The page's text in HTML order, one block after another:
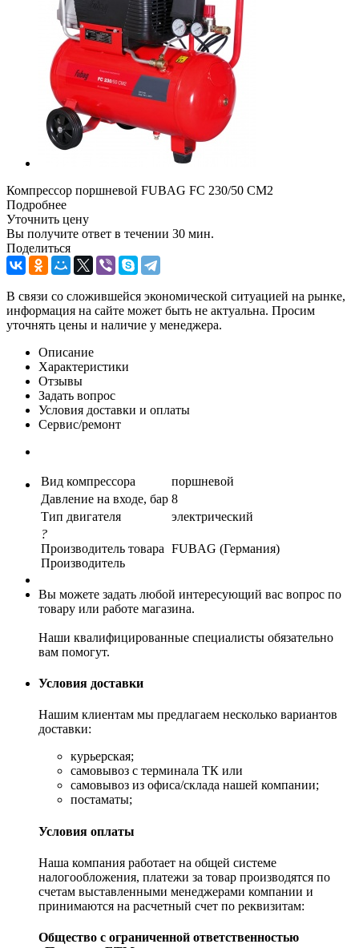
Компрессор поршневой FUBAG FС 230/50 CM2
Подробнее
Уточнить цену
Вы получите ответ в течении 30­ мин.
Поделиться
В связи со сложившейся экономической ситуацией на рынке,
информация на сайте может быть не актуальна. Просим
уточнять цены и наличие у менеджера.
Описание
Характеристики
Отзывы
Задать вопрос
Условия доставки и оплаты
Сервис/ремонт
Вид компрессора
поршневой
Давление на входе, бар 8
Тип двигателя
электрический
?
Производитель товара
Производитель
FUBAG (Германия)
Вы можете задать любой интересующий вас вопрос по
товару или работе магазина.
Наши квалифицированные специалисты обязательно
вам помогут.
Условия доставки
Нашим клиентам мы предлагаем несколько вариантов
доставки:
курьерская;
самовывоз с терминала ТК или
самовывоз из офиса/склада нашей компании;
постаматы;
Условия оплаты
Наша компания работает на общей системе
налогообложения, платежи за товар производятся по
счетам выставленными менеджерами компании и
принимаются на расчетный счет по реквизитам:
Общество с ограниченной ответственностью